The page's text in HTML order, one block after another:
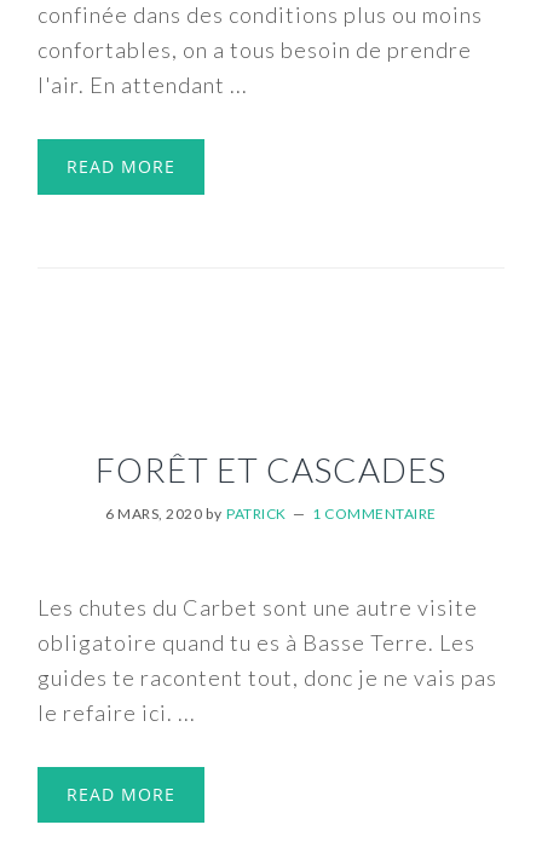
confinée dans des conditions plus ou moins
confortables, on a tous besoin de prendre
l'air. En attendant ...
READ MORE
FORÊT ET CASCADES
6 MARS, 2020 byPATRICK 1 COMMENTAIRE
Les chutes du Carbet sont une autre visite
obligatoire quand tu es à Basse Terre. Les
guides te racontent tout, donc je ne vais pas
le refaire ici. ...
READ MORE